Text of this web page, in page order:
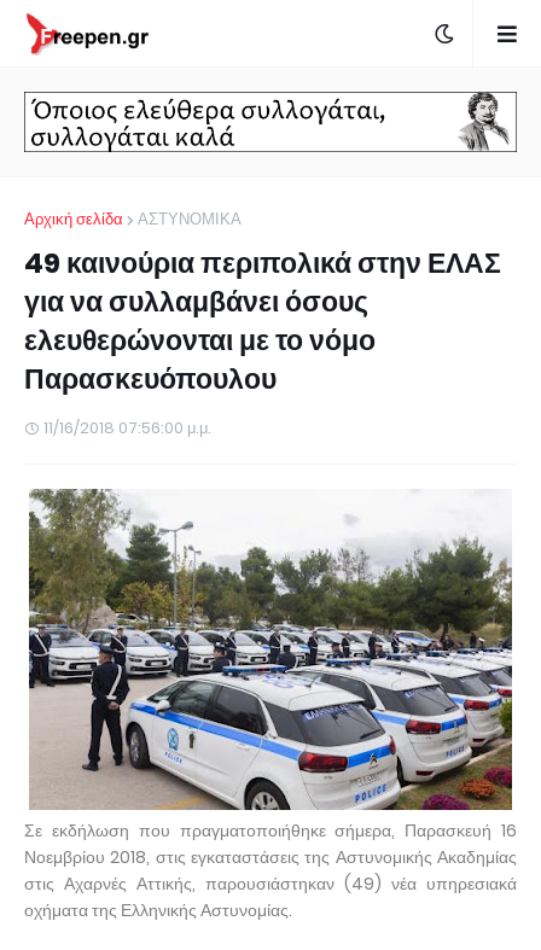
Αρχική σελίδα ΑΣΤΥΝΟΜΙΚΑ
49 καινούρια περιπολικά στην ΕΛΑΣ
για να συλλαμβάνει όσους
ελευθερώνονται με το νόμο
Παρασκευόπουλου
11/16/2018 07:56:00 μ.μ.
Σε εκδήλωση που πραγματοποιήθηκε σήμερα, Παρασκευή 16
Νοεμβρίου 2018, στις εγκαταστάσεις της Αστυνομικής Ακαδημίας
στις Αχαρνές Αττικής, παρουσιάστηκαν (49) νέα υπηρεσιακά
οχήματα της Ελληνικής Αστυνομίας.